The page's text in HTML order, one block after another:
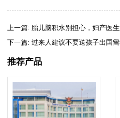
上一篇: 胎儿脑积水别担心，妇产医
下一篇: 过来人建议不要送孩子出国
推荐产品